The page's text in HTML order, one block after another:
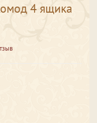
4 ящика